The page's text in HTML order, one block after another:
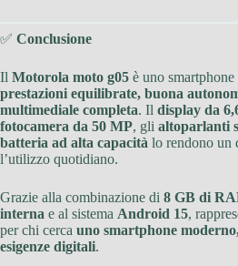
✅ Conclusione
Il Motorola moto g05 è uno
prestazioni equilibrate, buona
multimediale completa. Il display da
fotocamera da 50 MP, gli altoparlanti
batteria ad alta capacità lo rendono un
l’utilizzo quotidiano.
Grazie alla combinazione di 8 GB di
interna e al sistema Android 15,
per chi cerca uno smartphone
esigenze digitali.